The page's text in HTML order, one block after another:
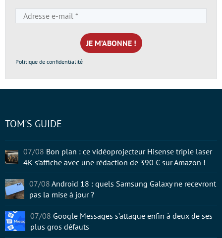
e-
mail
*
Politique de confidentialité
TOM'S GUIDE
07/08 Bon plan : ce vidéoprojecteur Hisense triple laser
4K s’affiche avec une rédaction de 390 € sur Amazon !
07/08 Android 18 : quels Samsung Galaxy ne recevront
pas la mise à jour ?
07/08 Google Messages s’attaque enfin à deux de ses
plus gros défauts